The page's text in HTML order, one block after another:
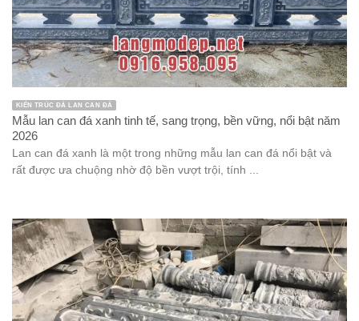
CỘT ĐÁ CỘT HIÊN KIẾN TRÚC ĐÁ
Mẫu cột hiên nhà thờ họ đá xanh đen bền vững, chất lượng